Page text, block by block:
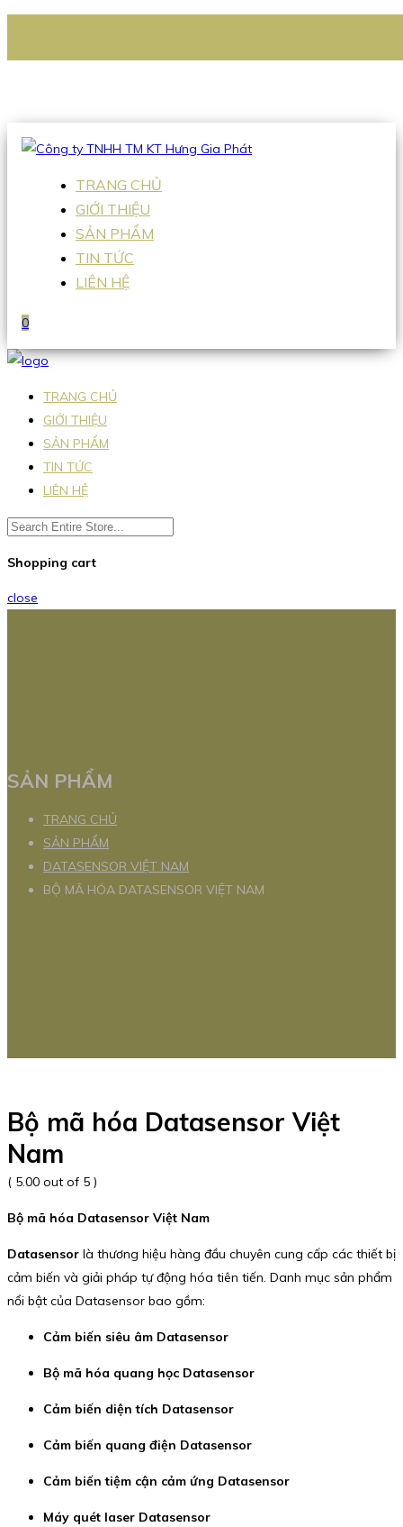
Hotline:0938 336 079
TRANG CHỦ
GIỚI THIỆU
SẢN PHẨM
TIN TỨC
LIÊN HỆ
0
TRANG CHỦ
GIỚI THIỆU
SẢN PHẨM
TIN TỨC
LIÊN HỆ
Shopping cart
close
SẢN PHẨM
TRANG CHỦ
SẢN PHẨM
DATASENSOR VIỆT NAM
BỘ MÃ HÓA DATASENSOR VIỆT NAM
Bộ mã hóa Datasensor Việt
Nam
( 5.00 out of 5 )
Bộ mã hóa Datasensor Việt Nam
Datasensor là thương hiệu hàng đầu chuyên cung cấp các thiết bị
cảm biến và giải pháp tự động hóa tiên tiến. Danh mục sản phẩm
nổi bật của Datasensor bao gồm:
Cảm biến siêu âm Datasensor
Bộ mã hóa quang học Datasensor
Cảm biến diện tích Datasensor
Cảm biến quang điện Datasensor
Cảm biến tiệm cận cảm ứng Datasensor
Máy quét laser Datasensor